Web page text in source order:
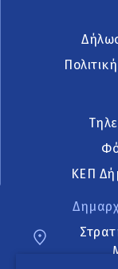
ΚΕΠ